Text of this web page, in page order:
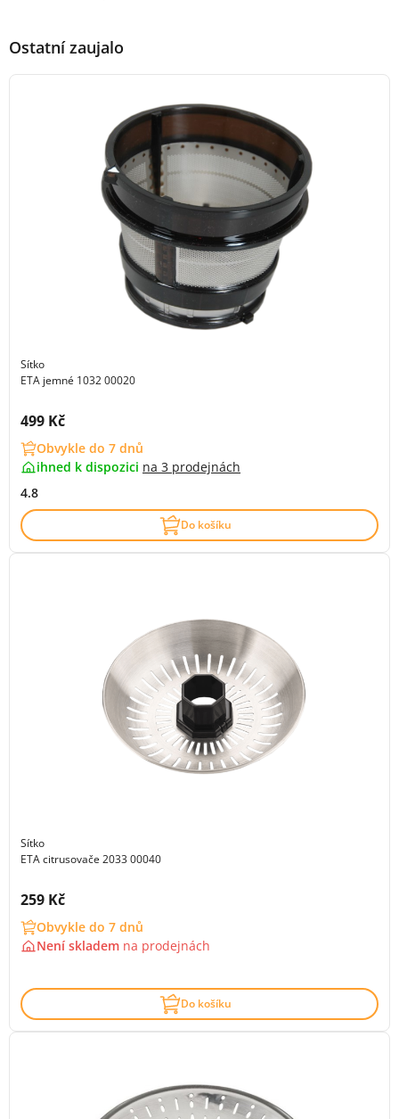
Ostatní zaujalo
Sítko
ETA jemné 1032 00020
Cena s DPH:
499 Kč
Obvykle do 7 dnů
ihned k dispozici na 3 prodejnách
4.8
Do košíku
Sítko
ETA citrusovače 2033 00040
Cena s DPH:
259 Kč
Obvykle do 7 dnů
Není skladem na prodejnách
Do košíku